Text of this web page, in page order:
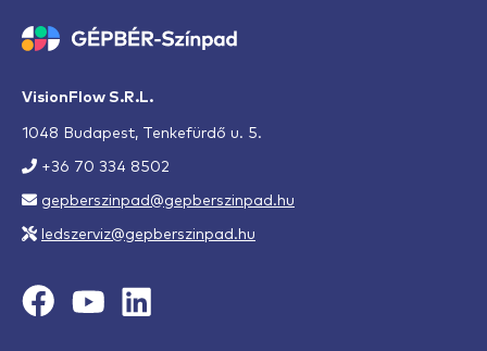
VisionFlow S.R.L.
1048 Budapest, Tenkefürdő u. 5.
+36 70 334 8502
gepberszinpad@gepberszinpad.hu
ledszerviz@gepberszinpad.hu